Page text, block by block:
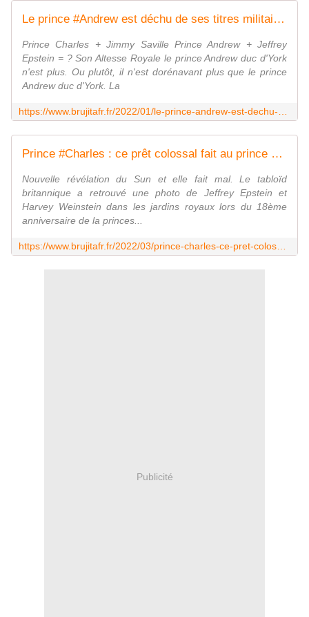
Le prince #Andrew est déchu de ses titres militaires, de ses patronages et de son statut d'" Altesse Royale " = décision, prise par sa mère, la reine #Elizabeth II suite à l'accusation d'agressions sexuelles sur une mineure - MOINS de BIENS PLUS de LIENS
Prince Charles + Jimmy Saville Prince Andrew + Jeffrey
Epstein = ? Son Altesse Royale le prince Andrew duc d'York
n'est plus. Ou plutôt, il n'est dorénavant plus que le prince
Andrew duc d'York. La
Prince #Charles : ce prêt colossal fait au prince #Andrew pour qu'il paye son accusatrice - MOINS de BIENS PLUS de LIENS
Nouvelle révélation du Sun et elle fait mal. Le tabloïd
britannique a retrouvé une photo de Jeffrey Epstein et
Harvey Weinstein dans les jardins royaux lors du 18ème
anniversaire de la princes...
Publicité